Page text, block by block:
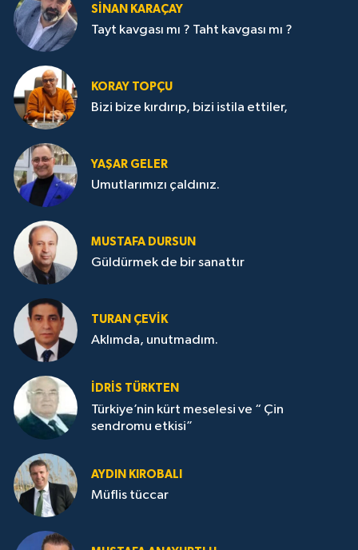
SİNAN KARAÇAY
Tayt kavgası mı ? Taht kavgası mı ?
KORAY TOPÇU
Bizi bize kırdırıp, bizi istila ettiler,
YAŞAR GELER
Umutlarımızı çaldınız.
MUSTAFA DURSUN
Güldürmek de bir sanattır
TURAN ÇEVİK
Aklımda, unutmadım.
İDRİS TÜRKTEN
Türkiye’nin kürt meselesi ve “ Çin
sendromu etkisi”
AYDIN KIROBALI
Müflis tüccar